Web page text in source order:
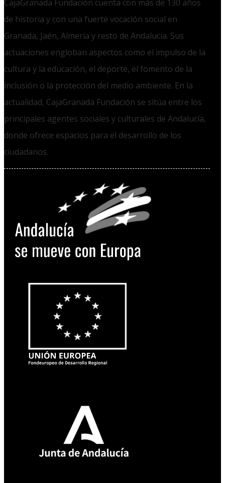
CajaGranada Fundación cuenta con más de 130 años
de historia y con una fuerte vocación social en
Granada, Jaén, Almería y resto de Andalucía. Sus
actuaciones engloban aspectos como el impulso de la
cultura y la educación, el deporte, el fomento de la
inclusión o la protección del medio ambiente. En la
actualidad, CajaGranada Fundación se sitúa entre los
principales agentes sociales y culturales de Andalucía,
donde ofrece espacios para el desarrollo de los
ciudadanos.